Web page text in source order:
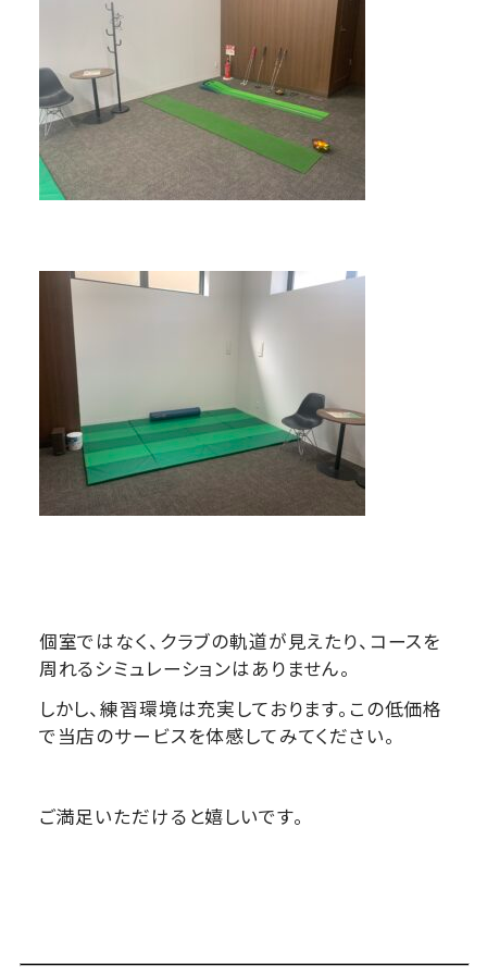
個室ではなく、クラブの軌道が見えたり、コースを
周れるシミュレーションはありません。
しかし、練習環境は充実しております。この低価格
で当店のサービスを体感してみてください。
ご満足いただけると嬉しいです。